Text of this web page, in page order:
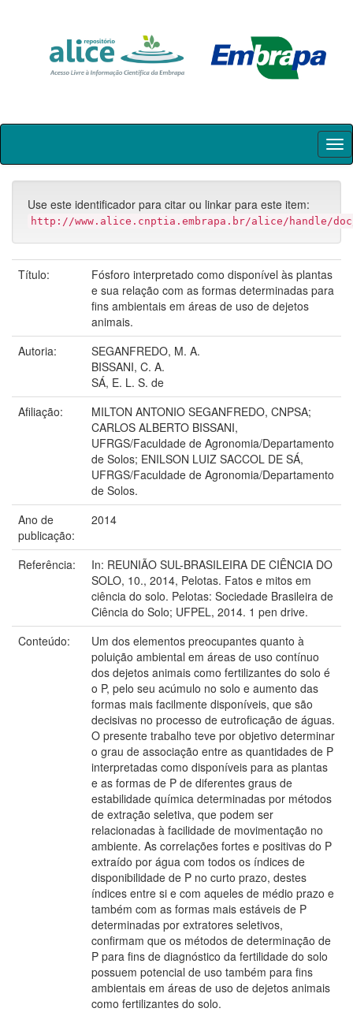
Skip
Use este identificador para citar ou linkar para este item:
http://www.alice.cnptia.embrapa.br/alice/handle/doc/
Título:
Fósforo interpretado como disponível às plantas
e sua relação com as formas determinadas para
fins ambientais em áreas de uso de dejetos
animais.
Autoria:
SEGANFREDO, M. A.
BISSANI, C. A.
SÁ, E. L. S. de
Afiliação:
MILTON ANTONIO SEGANFREDO, CNPSA;
CARLOS ALBERTO BISSANI,
UFRGS/Faculdade de Agronomia/Departamento
de Solos; ENILSON LUIZ SACCOL DE SÁ,
UFRGS/Faculdade de Agronomia/Departamento
de Solos.
Ano de
publicação:
2014
Referência:
In: REUNIÃO SUL-BRASILEIRA DE CIÊNCIA DO
SOLO, 10., 2014, Pelotas. Fatos e mitos em
ciência do solo. Pelotas: Sociedade Brasileira de
Ciência do Solo; UFPEL, 2014. 1 pen drive.
Conteúdo:
Um dos elementos preocupantes quanto à
poluição ambiental em áreas de uso contínuo
dos dejetos animais como fertilizantes do solo é
o P, pelo seu acúmulo no solo e aumento das
formas mais facilmente disponíveis, que são
decisivas no processo de eutroficação de águas.
O presente trabalho teve por objetivo determinar
o grau de associação entre as quantidades de P
interpretadas como disponíveis para as plantas
e as formas de P de diferentes graus de
estabilidade química determinadas por métodos
de extração seletiva, que podem ser
relacionadas à facilidade de movimentação no
ambiente. As correlações fortes e positivas do P
extraído por água com todos os índices de
disponibilidade de P no curto prazo, destes
índices entre si e com aqueles de médio prazo e
também com as formas mais estáveis de P
determinadas por extratores seletivos,
confirmam que os métodos de determinação de
P para fins de diagnóstico da fertilidade do solo
possuem potencial de uso também para fins
ambientais em áreas de uso de dejetos animais
como fertilizantes do solo.